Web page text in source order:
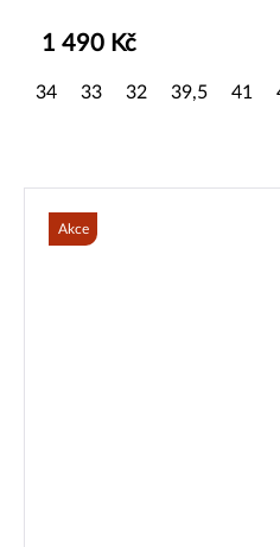
1 490 Kč
34 33 32 39,5 41
Akce